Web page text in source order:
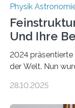
Physik
Und Ihre
2024
der Welt. Nun
fundamentalen
28.10.2025